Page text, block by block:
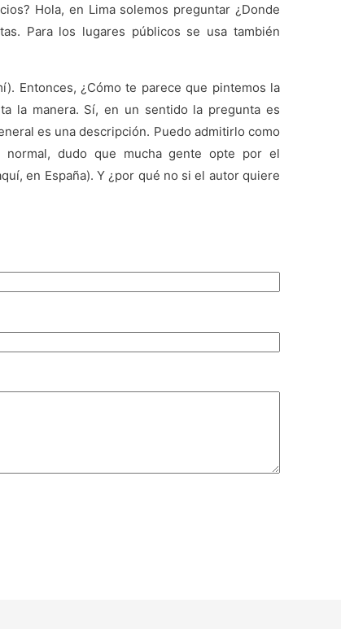
Hola, en Lima solemos preguntar ¿Donde
Para los lugares públicos se usa también
Entonces, ¿Cómo te parece que pintemos la
la manera. Sí, en un sentido la pregunta es
es una descripción. Puedo admitirlo como
dudo que mucha gente opte por el
en España). Y ¿por qué no si el autor quiere